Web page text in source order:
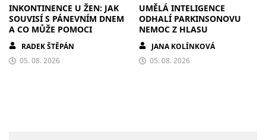
INKONTINENCE U ŽEN: JAK
SOUVISÍ S PÁNEVNÍM DNEM
A CO MŮŽE POMOCI
RADEK ŠTĚPÁN
05. 08. 2026
UMĚLÁ INTELIGENCE
ODHALÍ PARKINSONOVU
NEMOC Z HLASU
JANA KOLÍNKOVÁ
05. 08. 2026